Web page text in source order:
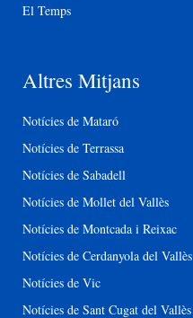
El Temps
Altres Mitjans
Notícies de Mataró
Notícies de Terrassa
Notícies de Sabadell
Notícies de Mollet del Vallès
Notícies de Montcada i Reixac
Notícies de Cerdanyola del Vallès
Notícies de Vic
Notícies de Sant Cugat del Vallès